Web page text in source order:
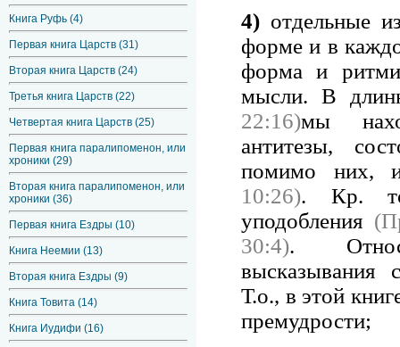
Книга Руфь (4)
Первая книга Царств (31)
Вторая книга Царств (24)
Третья книга Царств (22)
Четвертая книга Царств (25)
Первая книга паралипоменон, или
хроники (29)
Вторая книга паралипоменон, или
хроники (36)
Первая книга Ездры (10)
Книга Неемии (13)
Вторая книга Ездры (9)
Книга Товита (14)
Книга Иудифи (16)
4) отдельные
форме и в
форма и
мысли. В
22:16)мы
антитезы,
помимо них,
10:26). Кр.
уподобления
30:4).
высказывания
Т.о., в этой
премудрости;